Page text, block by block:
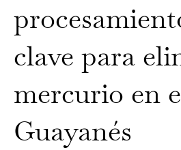
clave para
mercurio en
Guayanés